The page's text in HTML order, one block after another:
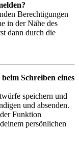
Berechtigungen
in der Nähe des
dann durch die
Schreiben eines
speichern und
und absenden.
Funktion
persönlichen